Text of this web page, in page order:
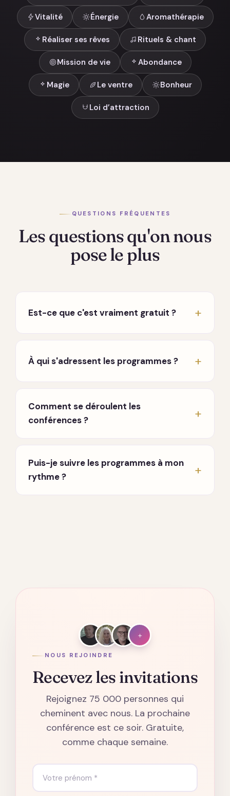
Vitalité Énergie Aromathérapie
Réaliser ses rêves Rituels & chant
Mission de vie Abondance
Magie Le ventre Bonheur
Loi d’attraction
QUESTIONS FRÉQUENTES
Les questions qu'on nous
pose le plus
Est-ce que c'est vraiment gratuit ?
carte bancaire ni engagement. Seuls les
À qui s'adressent les programmes ?
traversiez une période difficile, que vous
cherchiez à mieux vous connaître, ou que vous
souhaitiez approfondir une pratique. Aucun
Comment se déroulent les
conférences ?
Un enseignant partage et répond à vos
questions. Vous recevez les invitations par
email dès votre inscription.
Puis-je suivre les programmes à mon
rythme ?
+
NOUS REJOINDRE
Recevez les invitations
Rejoignez 75 000 personnes qui
cheminent avec nous. La prochaine
conférence est ce soir. Gratuite,
comme chaque semaine.